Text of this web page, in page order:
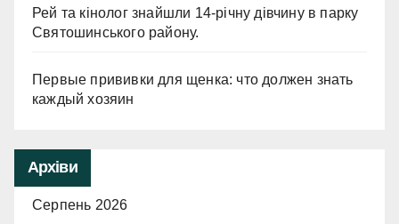
Рей та кінолог знайшли 14-річну дівчину в парку
Святошинського району.
Первые прививки для щенка: что должен знать
каждый хозяин
Архіви
Серпень 2026